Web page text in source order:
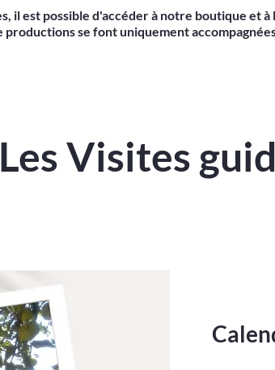
il est possible d'accéder à notre boutique et
productions se font uniquement
Les Visites